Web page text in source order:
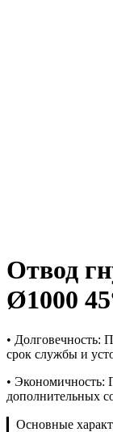
Отвод
Ø1000
• Долговечность:
срок службы и
• Экономичность:
дополнительных
▎Основные